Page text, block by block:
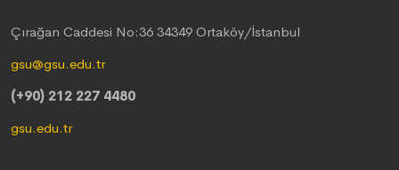
Çırağan Caddesi No:36 34349 Ortaköy/İstanbul
gsu@gsu.edu.tr
(+90) 212 227 4480
gsu.edu.tr